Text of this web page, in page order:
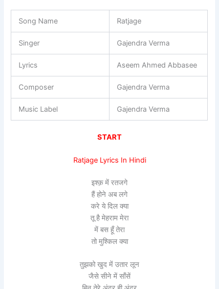
Song Name Ratjage
Singer Gajendra Verma
Lyrics Aseem Ahmed Abbasee
Composer Gajendra Verma
Music Label Gajendra Verma
START
Ratjage Lyrics In Hindi
इश्क़ में रतजगे
हैं होने अब लगे
करे ये दिल क्या
तू है मेहराम मेरा
में बस हूँ तेरा
तो मुश्किल क्या
तुझको खुद में उतार लून
जैसे सीने में साँसें